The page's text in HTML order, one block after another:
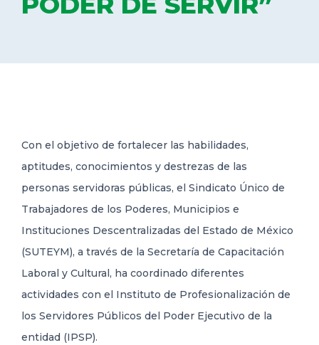
SECCIONES
TRANSPARENCIA
Con el objetivo de fortalecer las habilidades,
aptitudes, conocimientos y destrezas de las
personas servidoras públicas, el Sindicato Único de
Trabajadores de los Poderes, Municipios e
Instituciones Descentralizadas del Estado de México
(SUTEYM), a través de la Secretaría de Capacitación
Laboral y Cultural, ha coordinado diferentes
actividades con el Instituto de Profesionalización de
los Servidores Públicos del Poder Ejecutivo de la
entidad (IPSP).